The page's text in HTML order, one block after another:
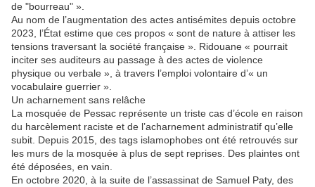
de "bourreau" ».
Au nom de l’augmentation des actes antisémites depuis octobre
2023, l’État estime que ces propos « sont de nature à attiser les
tensions traversant la société française ». Ridouane « pourrait
inciter ses auditeurs au passage à des actes de violence
physique ou verbale », à travers l’emploi volontaire d’« un
vocabulaire guerrier ».
Un acharnement sans relâche
La mosquée de Pessac représente un triste cas d’école en raison
du harcèlement raciste et de l’acharnement administratif qu’elle
subit. Depuis 2015, des tags islamophobes ont été retrouvés sur
les murs de la mosquée à plus de sept reprises. Des plaintes ont
été déposées, en vain.
En octobre 2020, à la suite de l’assassinat de Samuel Paty, des